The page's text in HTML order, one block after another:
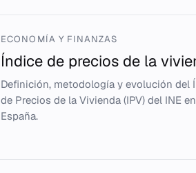
ECONOMÍA Y FINANZAS
Índice de precios de la
Definición, metodología y evolución del
de Precios de la Vivienda (IPV) del INE en
España.